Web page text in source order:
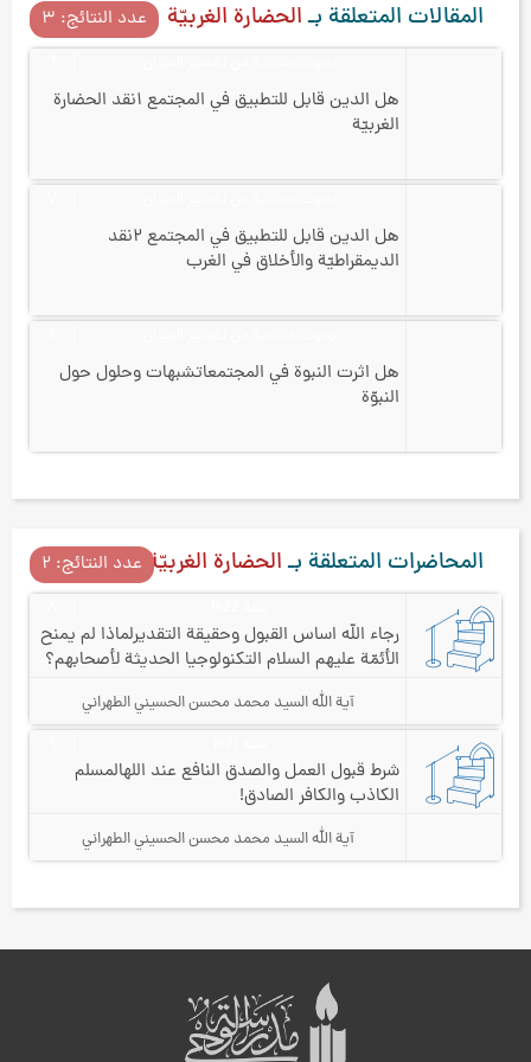
المقالات المتعلقة بـالحضارة الغربيّة عدد النتائج: ۳
هل الدين قابل للتطبيق في المجتمع ۱ نقد الحضارة
الغربيّة
هل الدين قابل للتطبيق في المجتمع ۲ نقد
الديمقراطيّة والأخلاق في الغرب
هل اثرت النبوة في المجتمعاتشبهات وحلول حول
النبوّة
المحاضرات المتعلقة بـالحضارة الغربيّة عدد النتائج: ۲
رجاء الله اساس القبول وحقيقة التقديرلماذا لم يمنح
الأئمّة عليهم السلام التكنولوجيا الحديثة لأصحابهم؟
آية الله السيد محمد محسن الحسيني الطهراني
شرط قبول العمل والصدق النافع عند اللهالمسلم
الكاذب والكافر الصادق!
آية الله السيد محمد محسن الحسيني الطهراني